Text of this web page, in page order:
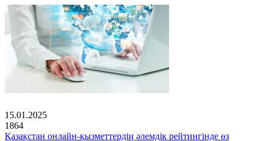
15.01.2025
1864
Қазақстан онлайн-қызметтердің әлемдік рейтингінде өз